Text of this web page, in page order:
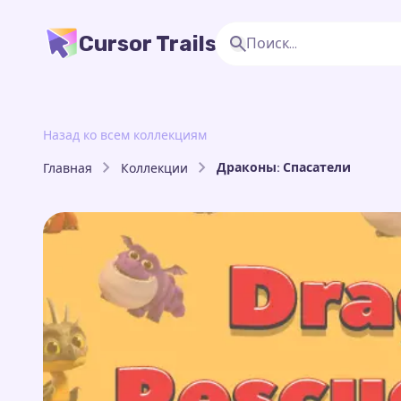
Cursor Trails
Назад ко всем коллекциям
Главная Коллекции Драконы: Спасатели